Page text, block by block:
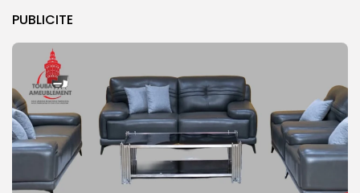
PUBLICITE